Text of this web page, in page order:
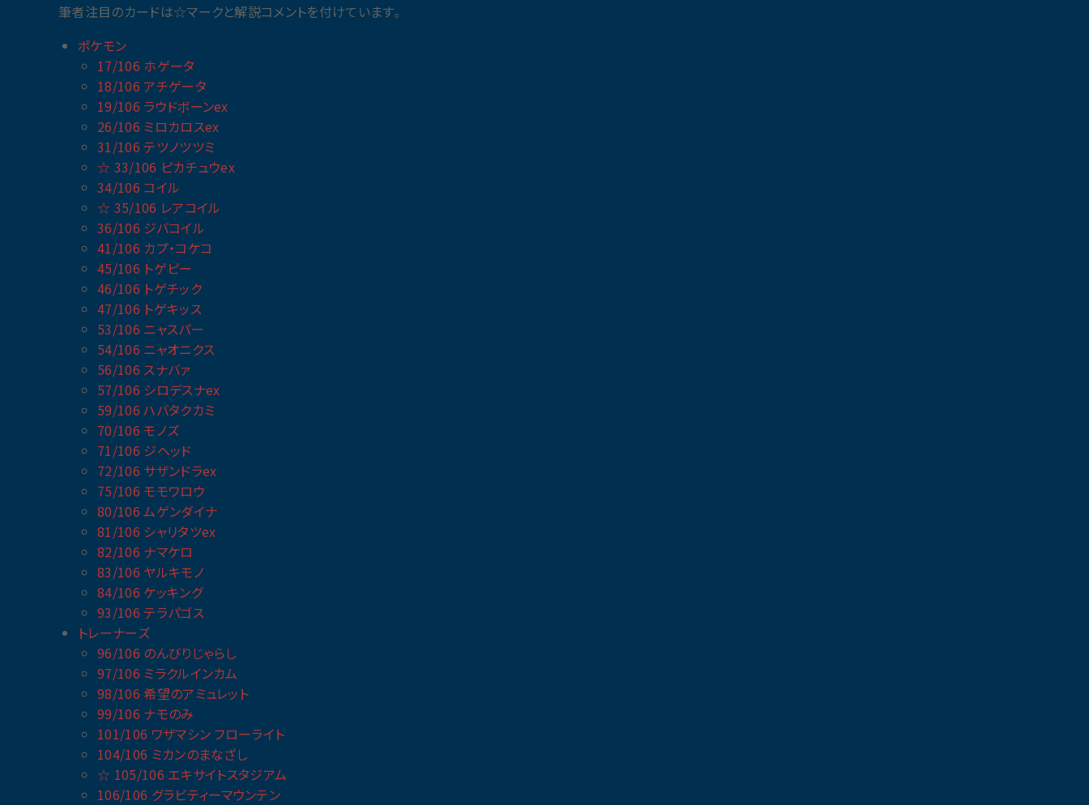
筆者注目のカードは☆マークと解説コメントを付けています。
ポケモン
17/106 ホゲータ
18/106 アチゲータ
19/106 ラウドボーンex
26/106 ミロカロスex
31/106 テツノツツミ
☆ 33/106 ピカチュウex
34/106 コイル
☆ 35/106 レアコイル
36/106 ジバコイル
41/106 カプ・コケコ
45/106 トゲピー
46/106 トゲチック
47/106 トゲキッス
53/106 ニャスパー
54/106 ニャオニクス
56/106 スナバァ
57/106 シロデスナex
59/106 ハバタクカミ
70/106 モノズ
71/106 ジヘッド
72/106 サザンドラex
75/106 モモワロウ
80/106 ムゲンダイナ
81/106 シャリタツex
82/106 ナマケロ
83/106 ヤルキモノ
84/106 ケッキング
93/106 テラパゴス
トレーナーズ
96/106 のんびりじゃらし
97/106 ミラクルインカム
98/106 希望のアミュレット
99/106 ナモのみ
101/106 ワザマシン フローライト
104/106 ミカンのまなざし
☆ 105/106 エキサイトスタジアム
106/106 グラビティーマウンテン